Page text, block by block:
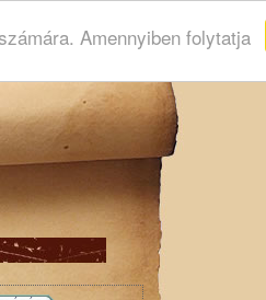
Amennyiben folytatja